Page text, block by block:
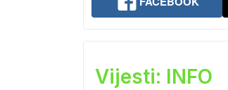
Vijesti: INFO